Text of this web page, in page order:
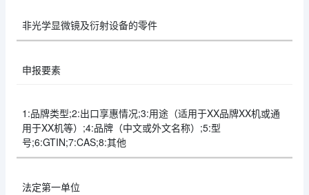
非光学显微镜及衍射设备的零件
申报要素
1:品牌类型;2:出口享惠情况;3:用途（适用于XX品牌XX机或通
用于XX机等）;4:品牌（中文或外文名称）;5:型
号;6:GTIN;7:CAS;8:其他
法定第一单位